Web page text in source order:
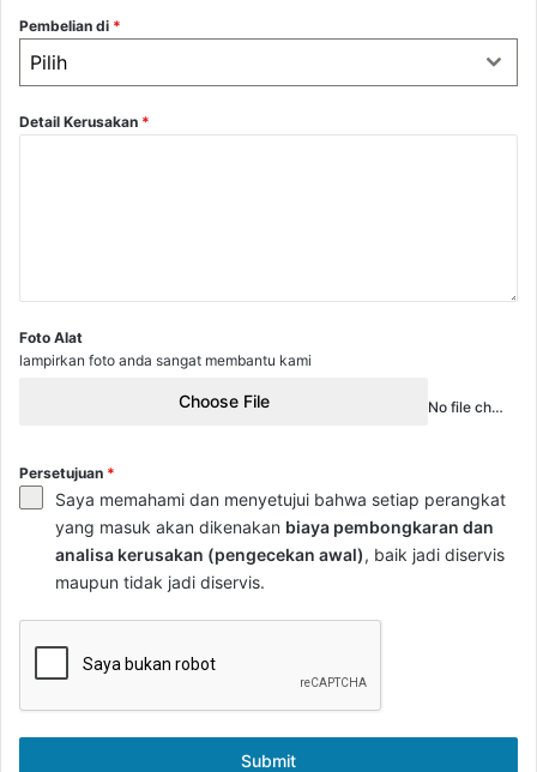
Pembelian di *
Pilih
Detail Kerusakan *
Foto Alat
lampirkan foto anda sangat membantu kami
Choose File No file chosen
Persetujuan *
Saya memahami dan menyetujui bahwa setiap perangkat
yang masuk akan dikenakan biaya pembongkaran dan
analisa kerusakan (pengecekan awal), baik jadi diservis
maupun tidak jadi diservis.
Submit